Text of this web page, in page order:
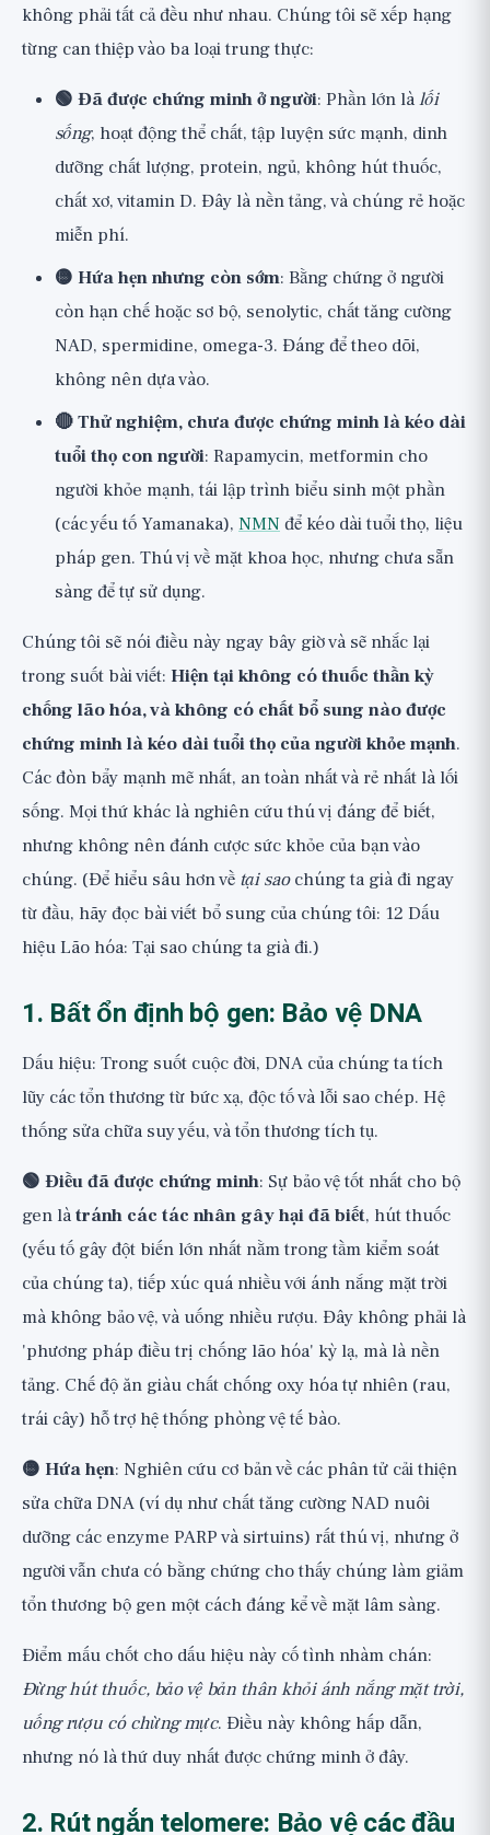
12. Dysbiosis: Vi khuẩn đường ruột
Vậy thực sự bắt đầu từ đâu?
Góc nhìn rộng hơn
không phải tất cả đều như nhau. Chúng tôi sẽ xếp hạng
từng can thiệp vào ba loại trung thực:
🟢 Đã được chứng minh ở người: Phần lớn làlối
sống, hoạt động thể chất, tập luyện sức mạnh, dinh
dưỡng chất lượng, protein, ngủ, không hút thuốc,
chất xơ, vitamin D. Đây là nền tảng, và chúng rẻ hoặc
miễn phí.
🟡 Hứa hẹn nhưng còn sớm: Bằng chứng ở người
còn hạn chế hoặc sơ bộ, senolytic, chất tăng cường
NAD, spermidine, omega-3. Đáng để theo dõi,
không nên dựa vào.
🔴 Thử nghiệm, chưa được chứng minh là kéo dài
tuổi thọ con người: Rapamycin, metformin cho
người khỏe mạnh, tái lập trình biểu sinh một phần
(các yếu tố Yamanaka), NMNđể kéo dài tuổi thọ, liệu
pháp gen. Thú vị về mặt khoa học, nhưng chưa sẵn
sàng để tự sử dụng.
Chúng tôi sẽ nói điều này ngay bây giờ và sẽ nhắc lại
trong suốt bài viết: Hiện tại không có thuốc thần kỳ
chống lão hóa, và không có chất bổ sung nào được
chứng minh là kéo dài tuổi thọ của người khỏe mạnh.
Các đòn bẩy mạnh mẽ nhất, an toàn nhất và rẻ nhất là lối
sống. Mọi thứ khác là nghiên cứu thú vị đáng để biết,
nhưng không nên đánh cược sức khỏe của bạn vào
chúng. (Để hiểu sâu hơn về tại saochúng ta già đi ngay
từ đầu, hãy đọc bài viết bổ sung của chúng tôi: 12 Dấu
hiệu Lão hóa: Tại sao chúng ta già đi.)
1. Bất ổn định bộ gen: Bảo vệ DNA
Dấu hiệu: Trong suốt cuộc đời, DNA của chúng ta tích
lũy các tổn thương từ bức xạ, độc tố và lỗi sao chép. Hệ
thống sửa chữa suy yếu, và tổn thương tích tụ.
🟢 Điều đã được chứng minh: Sự bảo vệ tốt nhất cho bộ
gen làtránh các tác nhân gây hại đã biết, hút thuốc
(yếu tố gây đột biến lớn nhất nằm trong tầm kiểm soát
của chúng ta), tiếp xúc quá nhiều với ánh nắng mặt trời
mà không bảo vệ, và uống nhiều rượu. Đây không phải là
'phương pháp điều trị chống lão hóa' kỳ lạ, mà là nền
tảng. Chế độ ăn giàu chất chống oxy hóa tự nhiên (rau,
trái cây) hỗ trợ hệ thống phòng vệ tế bào.
🟡 Hứa hẹn: Nghiên cứu cơ bản về các phân tử cải thiện
sửa chữa DNA (ví dụ như chất tăng cường NAD nuôi
dưỡng các enzyme PARP và sirtuins) rất thú vị, nhưng ở
người vẫn chưa có bằng chứng cho thấy chúng làm giảm
tổn thương bộ gen một cách đáng kể về mặt lâm sàng.
Điểm mấu chốt cho dấu hiệu này cố tình nhàm chán:
Đừng hút thuốc, bảo vệ bản thân khỏi ánh nắng mặt trời,
uống rượu có chừng mực. Điều này không hấp dẫn,
nhưng nó là thứ duy nhất được chứng minh ở đây.
2. Rút ngắn telomere: Bảo vệ các đầu